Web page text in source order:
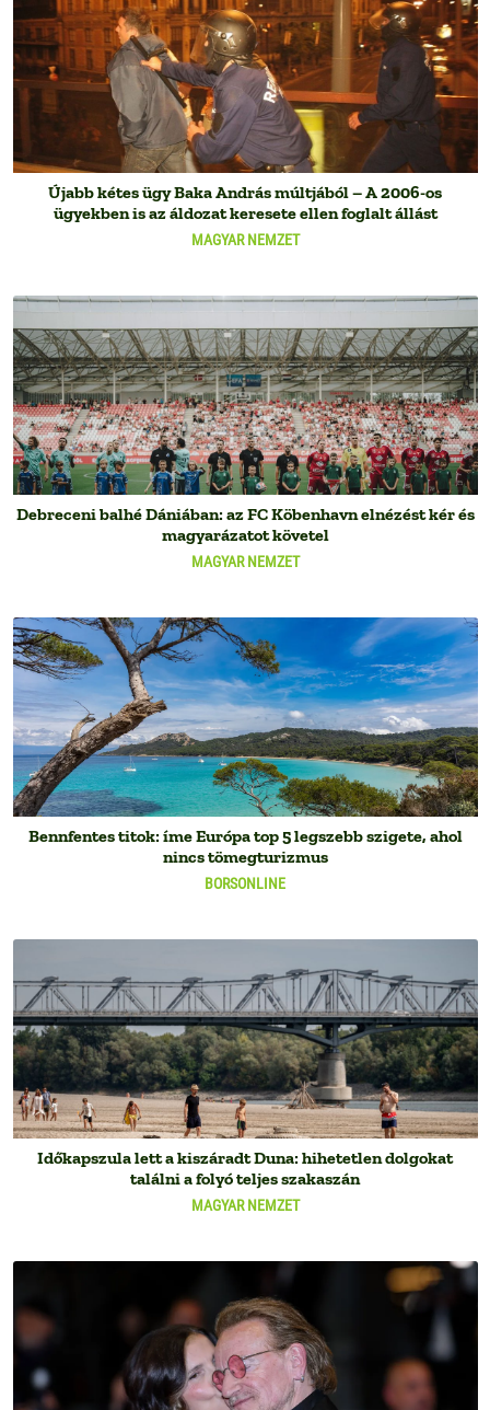
MAGYAR NEMZET
Újabb kétes ügy Baka András múltjából – A 2006-os
ügyekben is az áldozat keresete ellen foglalt állást
MAGYAR NEMZET
Debreceni balhé Dániában: az FC Köbenhavn elnézést kér és
magyarázatot követel
BORSONLINE
Bennfentes titok: íme Európa top 5 legszebb szigete, ahol
nincs tömegturizmus
MAGYAR NEMZET
Időkapszula lett a kiszáradt Duna: hihetetlen dolgokat
találni a folyó teljes szakaszán